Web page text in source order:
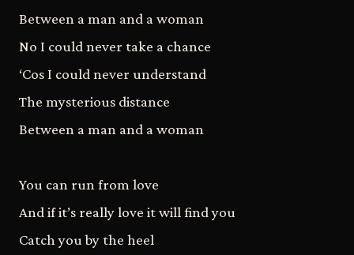
Between a man and a woman
No I could never take a chance
‘Cos I could never understand
The mysterious distance
Between a man and a woman
You can run from love
And if it’s really love it will find you
Catch you by the heel